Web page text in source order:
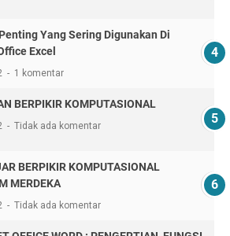
Yang Sering Digunakan Di
Excel
1 komentar
BERPIKIR KOMPUTASIONAL
Tidak ada komentar
BERPIKIR KOMPUTASIONAL
MERDEKA
Tidak ada komentar